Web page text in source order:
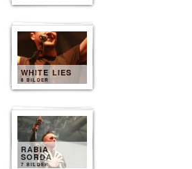
WHITE LIES
8 BILDER
RABIA
SORDA
7 BILDER